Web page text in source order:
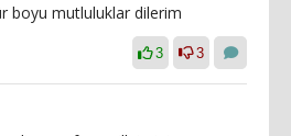
boyu mutluluklar dilerim
3 3